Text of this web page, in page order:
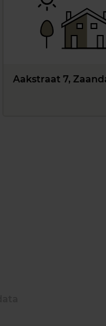
Aakstraat 7,